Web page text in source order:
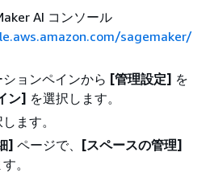
AI コンソール
sagemaker/
ョンペインから [管理設定‭] を
ン] を選択します。
ます。
] ページで、 [スペースの管理]
。